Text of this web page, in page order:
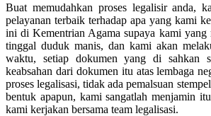
Buat memudahkan proses legalisir anda,
pelayanan terbaik terhadap apa yang kami
ini di Kementrian Agama supaya kami yang
tinggal duduk manis, dan kami akan
waktu, setiap dokumen yang di sahkan
keabsahan dari dokumen itu atas lembaga
proses legalisasi, tidak ada pemalsuan
bentuk apapun, kami sangatlah menjamin
kami kerjakan bersama team legalisasi.